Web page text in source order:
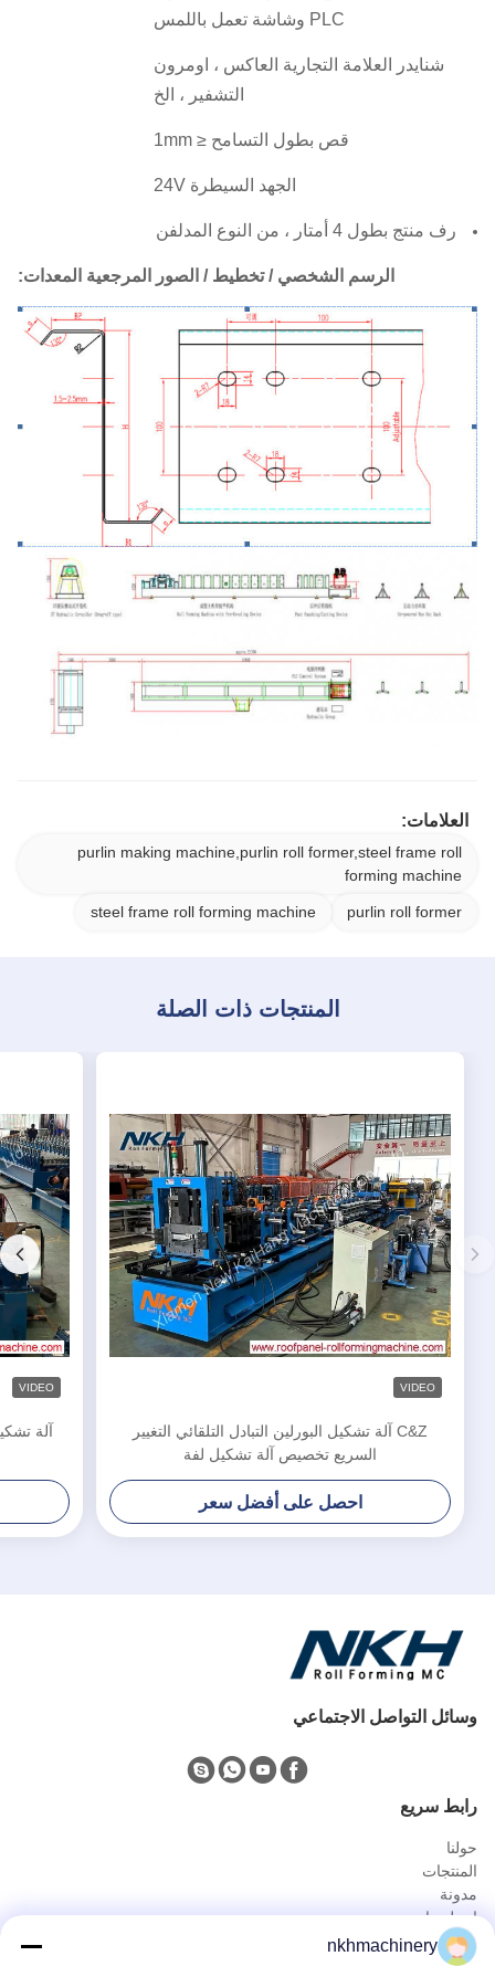
PLC وشاشة تعمل باللمس
شنايدر العلامة التجارية العاكس ، اومرون
التشفير ، الخ
قص بطول التسامح ≤ 1mm
الجهد السيطرة 24V
رف منتج بطول 4 أمتار ، من النوع المدلفن
الرسم الشخصي / تخطيط / الصور المرجعية المعدات:
العلامات:
purlin making machine,purlin roll former,steel frame roll
forming machine
purlin roll former
steel frame roll forming machine
المنتجات ذات الصلة
VIDEO
C&Z آلة تشكيل البورلين التبادل التلقائي التغيير
السريع تخصيص آلة تشكيل لفة
احصل على أفضل سعر
VIDEO
وسائل التواصل الاجتماعي
رابط سريع
حولنا
المنتجات
مدونة
اتصل بنا
المنتجاتnkhmachinery